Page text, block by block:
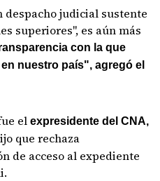
despacho judicial sustente
superiores", es aún más
con la que
nuestro país", agregó el
el expresidente del CNA,
que rechaza
de acceso al expediente